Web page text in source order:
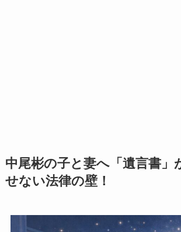
中尾彬の子と妻へ「遺言書」
せない法律の壁！